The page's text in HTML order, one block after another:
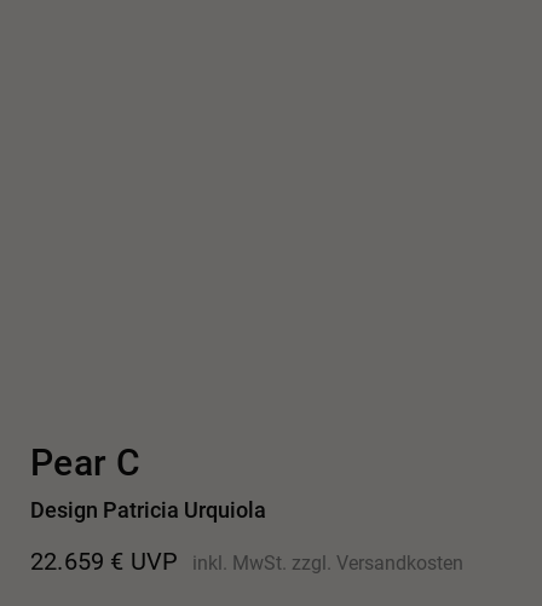
Pear C
Design Patricia Urquiola
22.659 € UVP inkl. MwSt. zzgl.Versandkosten